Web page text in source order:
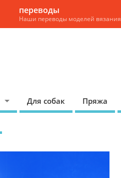
переводы
Наши переводы моделей вязания
Для собак Пряжа